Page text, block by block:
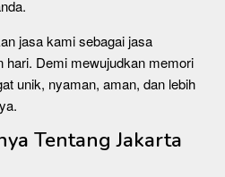
jasa kami sebagai jasa
hari. Demi mewujudkan memori
unik, nyaman, aman, dan lebih
Tentang Jakarta